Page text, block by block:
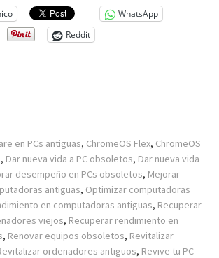
WhatsApp
Reddit
en PCs antiguas, ChromeOS Flex, ChromeOS
, Dar nueva vida a PC obsoletos, Dar nueva vida
desempeño en PCs obsoletos, Mejorar
antiguas, Optimizar computadoras
en computadoras antiguas, Recuperar
viejos, Recuperar rendimiento en
, Renovar equipos obsoletos, Revitalizar
ordenadores antiguos, Revive tu PC